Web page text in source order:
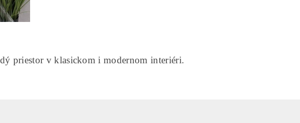
priestor v klasickom i modernom interiéri.